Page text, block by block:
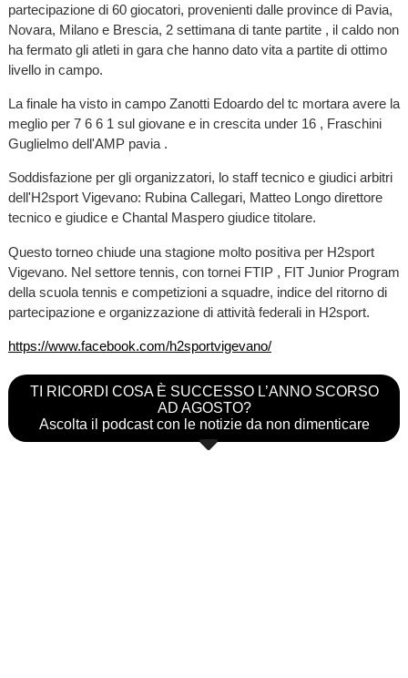
partecipazione di 60 giocatori, provenienti dalle province di Pavia,
Novara, Milano e Brescia, 2 settimana di tante partite , il caldo non
ha fermato gli atleti in gara che hanno dato vita a partite di ottimo
livello in campo.
La finale ha visto in campo Zanotti Edoardo del tc mortara avere la
meglio per 7 6 6 1 sul giovane e in crescita under 16 , Fraschini
Guglielmo dell'AMP pavia .
Soddisfazione per gli organizzatori, lo staff tecnico e giudici arbitri
dell'H2sport Vigevano: Rubina Callegari, Matteo Longo direttore
tecnico e giudice e Chantal Maspero giudice titolare.
Questo torneo chiude una stagione molto positiva per H2sport
Vigevano. Nel settore tennis, con tornei FTIP , FIT Junior Program
della scuola tennis e competizioni a squadre, indice del ritorno di
partecipazione e organizzazione di attività federali in H2sport.
https://www.facebook.com/h2sportvigevano/
TI RICORDI COSA È SUCCESSO L’ANNO SCORSO
AD AGOSTO?
Ascolta il podcast con le notizie da non dimenticare